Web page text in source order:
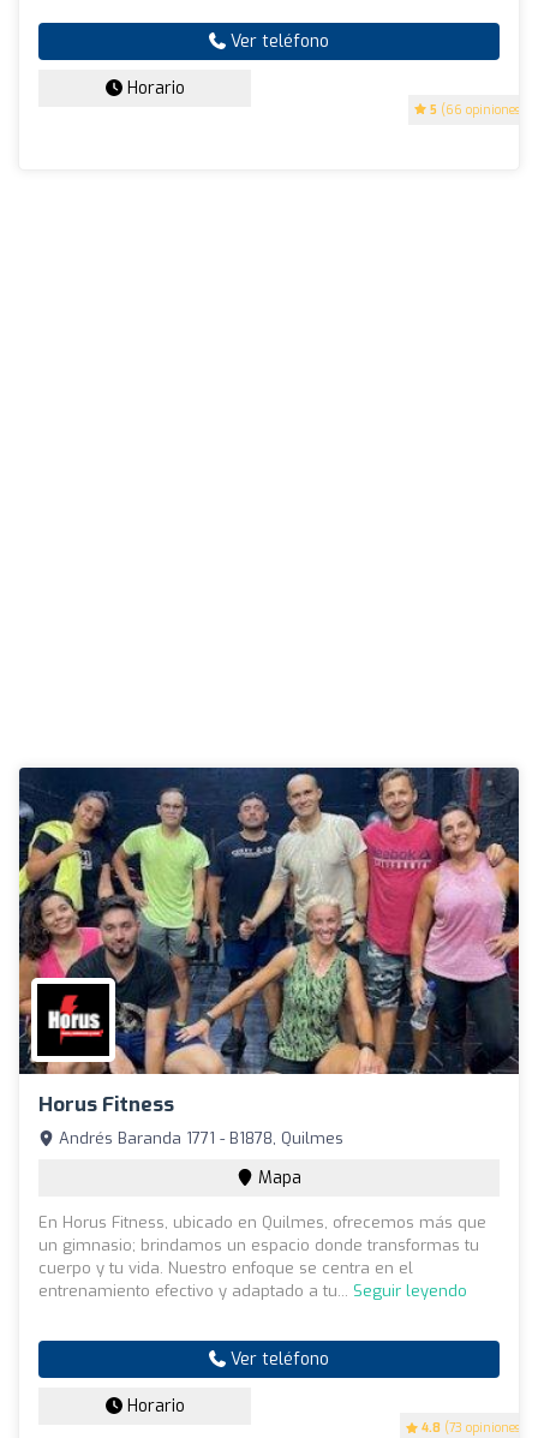
5 (66 opiniones)
Ver teléfono
Horario
Horus Fitness
4.8 (73 opiniones)
Andrés Baranda 1771 - B1878, Quilmes
Mapa
En Horus Fitness, ubicado en Quilmes, ofrecemos más que
un gimnasio; brindamos un espacio donde transformas tu
cuerpo y tu vida. Nuestro enfoque se centra en el
entrenamiento efectivo y adaptado a tu... Seguir leyendo
Ver teléfono
Horario